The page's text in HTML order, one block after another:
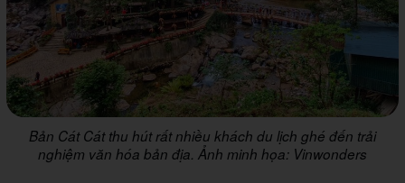
Bản Cát Cát thu hút rất nhiều khách du lịch ghé đến trải
nghiệm văn hóa bản địa. Ảnh minh họa: Vinwonders